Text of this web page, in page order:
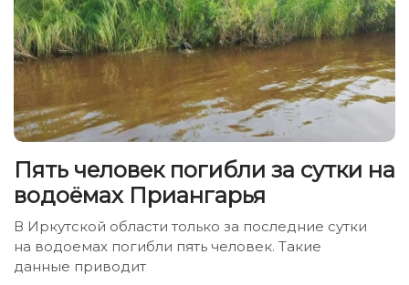
Пять человек погибли за сутки на
водоёмах Приангарья
В Иркутской области только за последние сутки
на водоемах погибли пять человек. Такие
данные приводит